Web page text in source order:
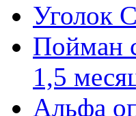
Уголок
Пойман
1,5
Альфа